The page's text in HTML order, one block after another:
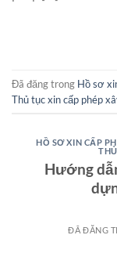
Đã đăng trong Hồ sơ
Thủ tục xin cấp phép
HỒ SƠ XIN CẤP
Hướng
ĐÃ ĐĂNG